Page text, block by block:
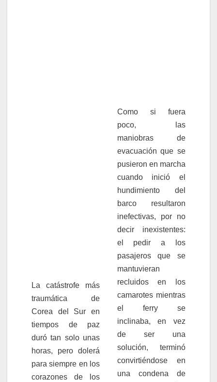
La catástrofe más
traumática de
Corea del Sur en
tiempos de paz
duró tan solo unas
horas, pero dolerá
para siempre en los
corazones de los
Como si fuera
poco, las
maniobras de
evacuación que se
pusieron en marcha
cuando inició el
hundimiento del
barco resultaron
inefectivas, por no
decir inexistentes:
el pedir a los
pasajeros que se
mantuvieran
recluidos en los
camarotes mientras
el ferry se
inclinaba, en vez
de ser una
solución, terminó
convirtiéndose en
una condena de